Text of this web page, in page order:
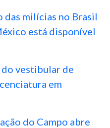
das milícias no Brasil
está disponível
vestibular de
em
do Campo abre